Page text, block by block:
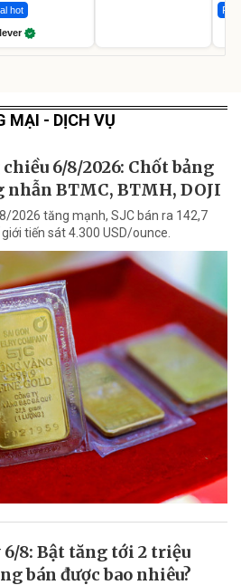
hot
MẠI - DỊCH VỤ
6/8/2026: Chốt bảng
nhẫn BTMC, BTMH, DOJI
2026 tăng mạnh, SJC bán ra 142,7
tiến sát 4.300 USD/ounce.
8: Bật tăng tới 2 triệu
bán được bao nhiêu?